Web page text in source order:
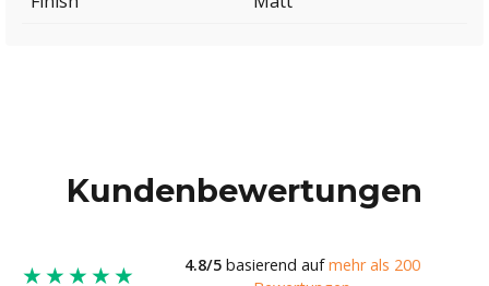
Kundenbewertungen
★★★★★ 4.8/5basierend aufmehr als 200